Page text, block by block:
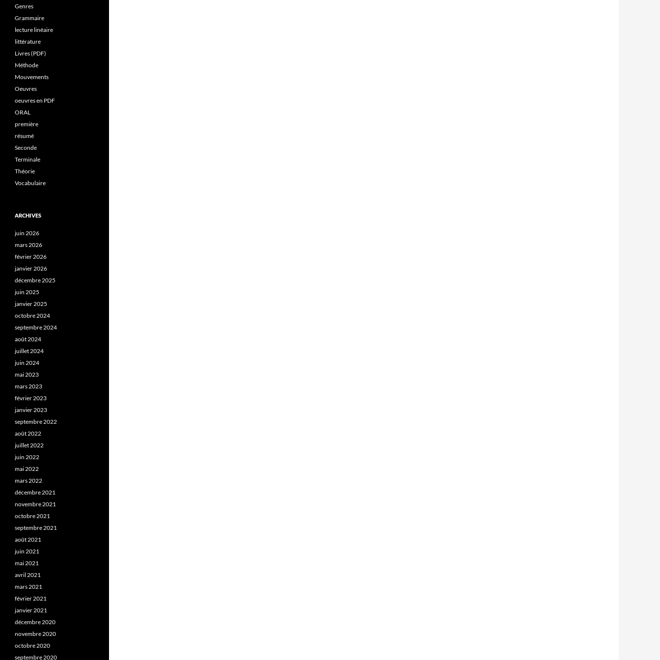
Genres
Grammaire
lecture linéaire
littérature
Livres (PDF)
Méthode
Mouvements
Oeuvres
oeuvres en PDF
ORAL
première
résumé
Seconde
Terminale
Théorie
Vocabulaire
ARCHIVES
juin 2026
mars 2026
février 2026
janvier 2026
décembre 2025
juin 2025
janvier 2025
octobre 2024
septembre 2024
août 2024
juillet 2024
juin 2024
mai 2023
mars 2023
février 2023
janvier 2023
septembre 2022
août 2022
juillet 2022
juin 2022
mai 2022
mars 2022
décembre 2021
novembre 2021
octobre 2021
septembre 2021
août 2021
juin 2021
mai 2021
avril 2021
mars 2021
février 2021
janvier 2021
décembre 2020
novembre 2020
octobre 2020
septembre 2020